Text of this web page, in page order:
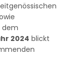
dem
2024 blickt